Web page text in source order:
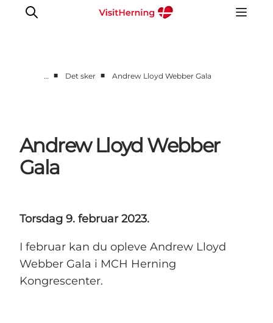
Kunstlandet
Se og oplev
Find vej
… ■ Det sker ■ Andrew Lloyd Webber Gala
Andrew Lloyd Webber
Gala
Torsdag 9. februar 2023.
I februar kan du opleve Andrew Lloyd
Webber Gala i MCH Herning
Kongrescenter.